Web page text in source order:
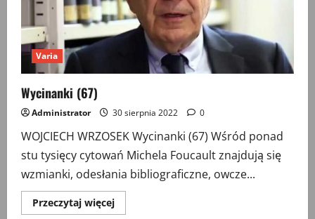
Varia
Wycinanki (67)
Administrator 30 sierpnia 2022 0
WOJCIECH WRZOSEK Wycinanki (67) Wśród ponad
stu tysięcy cytowań Michela Foucault znajdują się
wzmianki, odesłania bibliograficzne, owcze...
Przeczytaj więcejPrzeczytaj
więcej